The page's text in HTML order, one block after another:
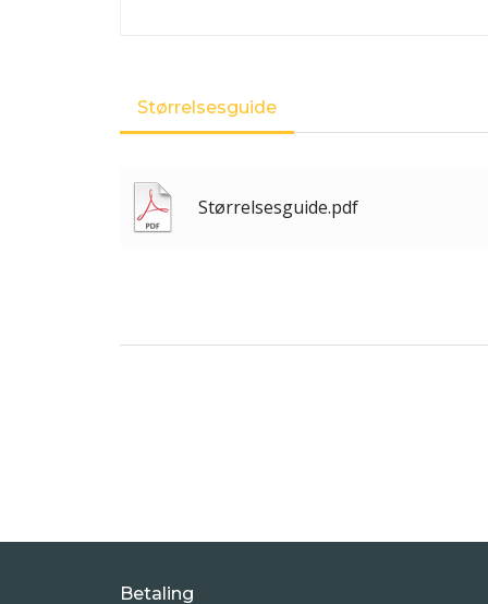
Størrelsesguide
Størrelsesguide.pdf
Betaling